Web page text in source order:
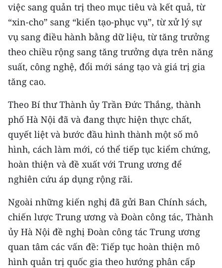
việc sang quản trị theo mục tiêu và kết quả, từ
“xin-cho” sang “kiến tạo-phục vụ”, từ xử lý sự
vụ sang điều hành bằng dữ liệu, từ tăng trưởng
theo chiều rộng sang tăng trưởng dựa trên năng
suất, công nghệ, đổi mới sáng tạo và giá trị gia
tăng cao.
Theo Bí thư Thành ủy Trần Đức Thắng, thành
phố Hà Nội đã và đang thực hiện thực chất,
quyết liệt và bước đầu hình thành một số mô
hình, cách làm mới, có thể tiếp tục kiểm chứng,
hoàn thiện và đề xuất với Trung ương để
nghiên cứu áp dụng rộng rãi.
Ngoài những kiến nghị đã gửi Ban Chính sách,
chiến lược Trung ương và Đoàn công tác, Thành
ủy Hà Nội đề nghị Đoàn công tác Trung ương
quan tâm các vấn đề: Tiếp tục hoàn thiện mô
hình quản trị quốc gia theo hướng phân cấp